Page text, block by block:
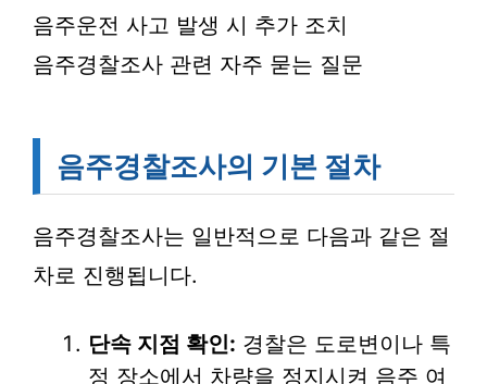
음주운전 사고 발생 시 추가 조치
음주경찰조사 관련 자주 묻는 질문
음주경찰조사의 기본 절차
음주경찰조사는 일반적으로 다음과 같은 절
차로 진행됩니다.
단속 지점 확인: 경찰은 도로변이나 특
정 장소에서 차량을 정지시켜 음주 여